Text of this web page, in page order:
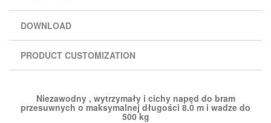
DOWNLOAD
PRODUCT CUSTOMIZATION
Niezawodny , wytrzymały i cichy napęd do bram
przesuwnych o maksymalnej długości 8.0 m i wadze do
500 kg